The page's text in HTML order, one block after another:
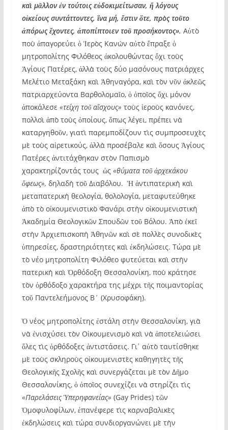
καὶ μᾶλλον ἐν τούτοις εὐδοκιμείτωσαν, ἤ λόγους
οἰκείους συντάττοντες, ἵνα μή, ἔστιν ὅτε, πρὸς τοῦτο
ἀπόρως ἔχοντες, ἀποπίπτοιεν τοῦ προσήκοντος». Αὐτὸ
ποὺ ἀπαγορεύει ὁ Ἱερὸς Κανὼν αὐτὸ ἔπραξε ὁ
μητροπολίτης Φιλόθεος ἀκολουθώντας ὄχι τοὺς
Ἁγίους Πατέρες, ἀλλὰ τοὺς δύο μασόνους πατριάρχες
Μελέτιο Μεταξάκη καὶ Ἀθηναγόρα, καὶ τὸν νῦν ἀκλεῶς
πατριαρχεύοντα Βαρθολομαῖο, ὁ ὁποῖος ὄχι μόνον
ἀποκάλεσε «τείχη τοῦ αἴσχους» τοὺς ἱεροὺς κανόνες,
πολλοὶ ἀπὸ τοὺς ὁποίους, ὅπως λέγει, πρέπει νὰ
καταργηθοῦν, γιατὶ παρεμποδίζουν τὶς συμπροσευχὲς
μὲ τοὺς αἱρετικούς, ἀλλὰ προσέβαλε καὶ ὅσους Ἁγίους
Πατέρες ἀντιτάχθηκαν στὸν Παπισμὸ
χαρακτηρίζοντάς τους ὡς «θύματα τοῦ ἀρχεκάκου
ὄφεως», δηλαδὴ τοῦ Διαβόλου. Ἡ ἀντιπατερικὴ καὶ
μεταπατερικὴ θεολογία, θολολογία, μεταφυτεύθηκε
ἀπὸ τὸ οἰκουμενιστικὸ Φανάρι στὴν οἰκουμενιστικὴ
Ἀκαδημία Θεολογικῶν Σπουδῶν τοῦ Βόλου. Ἀπὸ ἐκεῖ
στὴν Ἀρχιεπισκοπὴ Ἀθηνῶν καὶ σὲ πολλὲς συνοδικὲς
ὑπηρεσίες, δραστηριότητες καὶ ἐκδηλώσεις. Τώρα μὲ
τὸ νέο μητροπολίτη Φιλόθεο φυτεύεται καὶ στὴν
πατερικὴ καὶ Ὀρθόδοξη Θεσσαλονίκη, ποὺ κράτησε
τὸν ὀρθόδοξο χαρακτήρα της μέχρι τῆς ποιμαντορίας
τοῦ Παντελεήμονος Β´ (Χρυσοφάκη).
Ὁ νέος μητροπολίτης ἐστάλη στὴν Θεσσαλονίκη, γιὰ
νὰ ἐνισχύσει τὸν Οἰκουμενισμὸ καὶ νὰ ἀποτελειώσει
ὅλες τὶς ὀρθόδοξες ἀντιστάσεις. Γι᾽ αὐτὸ ταυτίσθηκε
μὲ τοὺς σκληροὺς οἰκουμενιστὲς καθηγητὲς τῆς
Θεολογικῆς Σχολῆς καὶ συνεργάζεται μὲ τὸν Δῆμο
Θεσσαλονίκης, ὁ ὁποῖος συνεχίζει νὰ στηρίζει τὶς
«Παρελάσεις Ὑπερηφανείας» (Gay Prides) τῶν
Ὁμοφυλοφίλων, ἐπανέφερε τὶς καρναβαλικὲς
ἐκδηλώσεις καὶ τώρα συνδιοργανώνει μὲ τὴν